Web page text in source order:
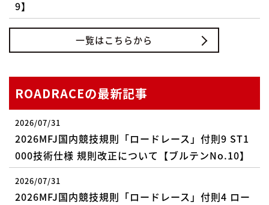
9】
一覧はこちらから
ROADRACEの最新記事
2026/07/31
2026MFJ国内競技規則「ロードレース」付則9 ST1
000技術仕様 規則改正について【ブルテンNo.10】
2026/07/31
2026MFJ国内競技規則「ロードレース」付則4 ロー